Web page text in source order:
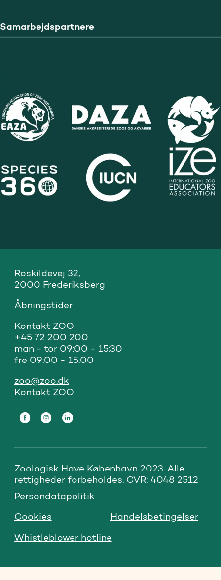
Samarbejdspartnere
Roskildevej 32,
2000 Frederiksberg
Åbningstider
Kontakt ZOO
+45 72 200 200
man - tor 09:00 - 15:30
fre 09:00 - 15:00
zoo@zoo.dk
Kontakt ZOO
Zoologisk Have København 2023. Alle
rettigheder forbeholdes. CVR: 4048 2512
Whistleblower hotline
Cookies Handelsbetingelser
Persondatapolitik